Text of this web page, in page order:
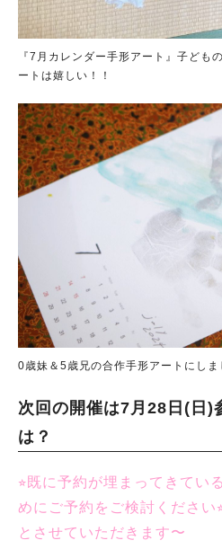
『7月カレンダー手形アート』子ども
ートは嬉しい！！
0歳妹＆5歳兄の合作手形アートにしま
次回の開催は7月28日(日)
は？
⭐︎既に予約が埋まってきてい
めにご予約をご検討ください
とさせていただきます〜